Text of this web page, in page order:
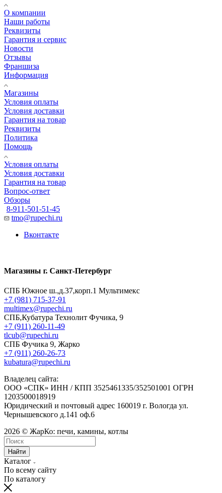
О компании
Наши работы
Реквизиты
Гарантия и сервис
Новости
Отзывы
Франшиза
Информация
Магазины
Условия оплаты
Условия доставки
Гарантия на товар
Реквизиты
Политика
Помощь
Условия оплаты
Условия доставки
Гарантия на товар
Вопрос-ответ
Обзоры
8-911-501-51-45
tmo@rupechi.ru
Вконтакте
Магазины г. Санкт-Петербург
СПБ Южное ш.,д.37,корп.1 Мультимекс
+7 (981) 715-37-91
multimex@rupechi.ru
СПБ,Кубатура Технолит Фучика, 9
+7 (911) 260-11-49
tlcub@rupechi.ru
СПБ Фучика 9, Жарко
+7 (911) 260-26-73
kubatura@rupechi.ru
Владелец сайта:
ООО «СПК» ИНН / КПП 3525461335/352501001 ОГРН
1203500018919
Юридический и почтовый адрес 160019 г. Вологда ул.
Чернышевского д.141 оф.6
2026 © ЖарКо: печи, камины, котлы
Найти
Каталог
По всему сайту
По каталогу